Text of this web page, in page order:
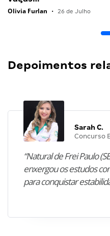
Olivia Furlan • 26 de Julho
Depoimentos
Sarah C.
Concurso
“Natural de Frei Paulo
enxergou os estudos
para conquistar